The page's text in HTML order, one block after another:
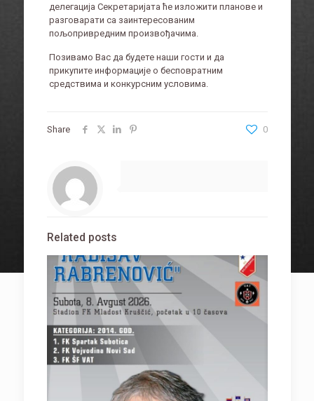
делегација Секретаријата ће изложити планове и
разговарати са заинтересованим
пољопривредним произвођачима.
Позивамо Вас да будете наши гости и да
прикупите информације о бесповратним
средствима и конкурсним условима.
Share 0
Related posts